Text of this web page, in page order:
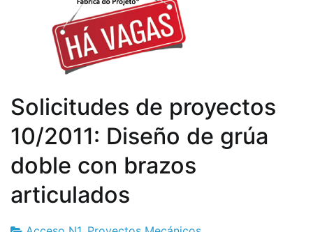
Solicitudes de proyectos
10/2011: Diseño de grúa
doble con brazos
articulados